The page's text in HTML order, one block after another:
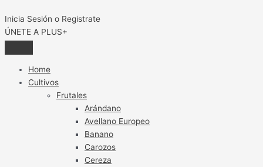
Inicia Sesión o Registrate
ÚNETE A PLUS+
Home
Cultivos
Frutales
Arándano
Avellano Europeo
Banano
Carozos
Cereza